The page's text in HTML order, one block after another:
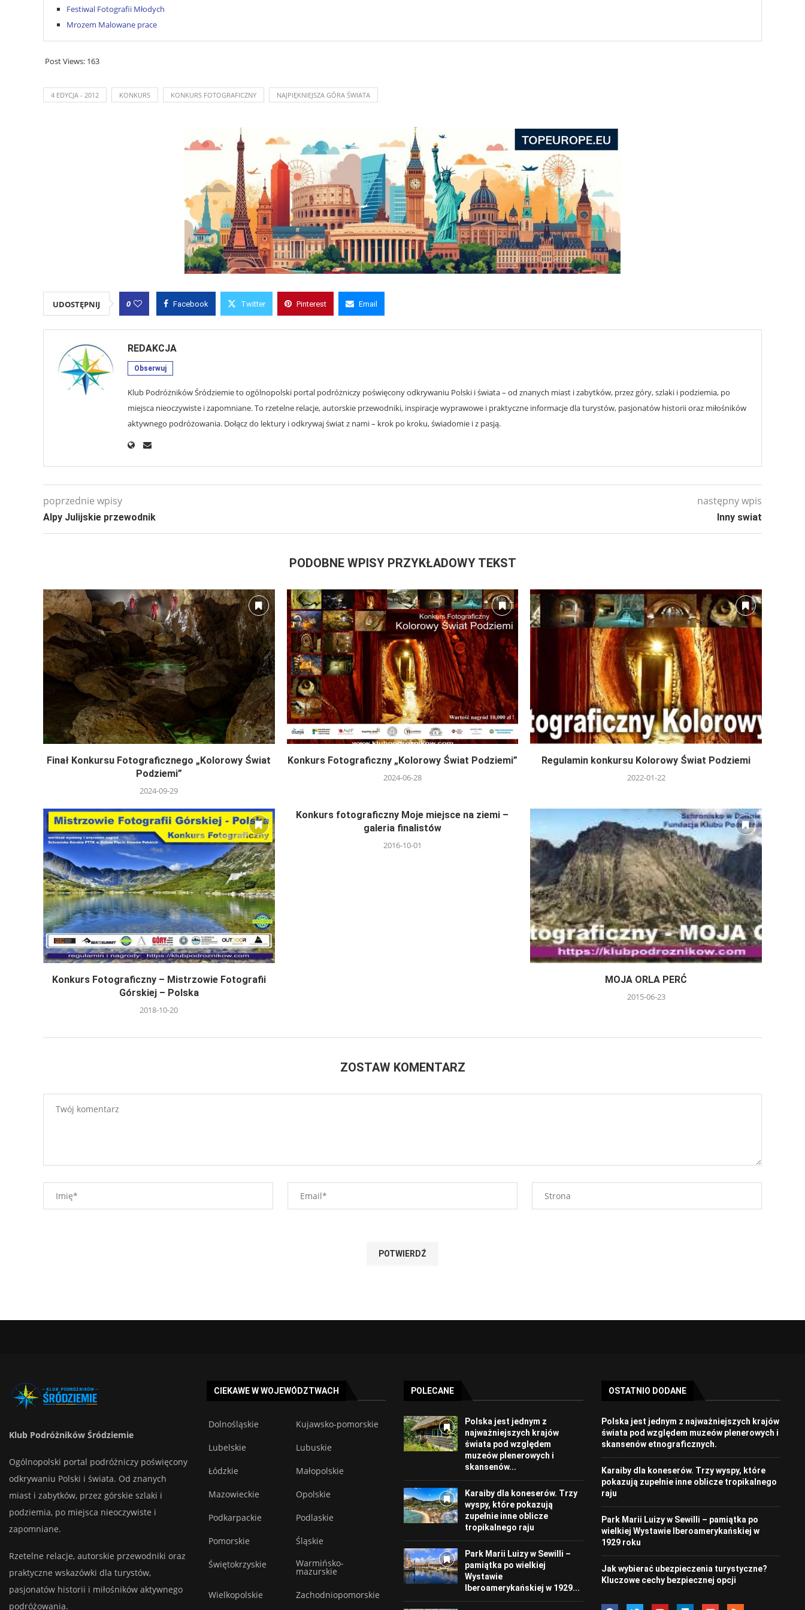
Festiwal Fotografii Młodych
Mrozem Malowane prace
Post Views: 163
4 EDYCJA - 2012 KONKURS KONKURS FOTOGRAFICZNY NAJPIĘKNIEJSZA GÓRA ŚWIATA
UDOSTĘPNIJ 0 Facebook Twitter Pinterest Email
REDAKCJA
Obserwuj
Klub Podróżników Śródziemie to ogólnopolski portal podróżniczy poświęcony odkrywaniu Polski i świata – od znanych miast i zabytków, przez góry, szlaki i podziemia, po
miejsca nieoczywiste i zapomniane. To rzetelne relacje, autorskie przewodniki, inspiracje wyprawowe i praktyczne informacje dla turystów, pasjonatów historii oraz miłośników
aktywnego podróżowania. Dołącz do lektury i odkrywaj świat z nami – krok po kroku, świadomie i z pasją.
poprzednie wpisy
Alpy Julijskie przewodnik
następny wpis
Inny swiat
PODOBNE WPISY PRZYKŁADOWY TEKST
Finał Konkursu Fotograficznego „Kolorowy Świat
Podziemi”
2024-09-29
Konkurs Fotograficzny „Kolorowy Świat Podziemi”
2024-06-28
Regulamin konkursu Kolorowy Świat Podziemi
2022-01-22
Konkurs Fotograficzny – Mistrzowie Fotografii
Górskiej – Polska
2018-10-20
Konkurs fotograficzny Moje miejsce na ziemi –
galeria finalistów
2016-10-01
MOJA ORLA PERĆ
2015-06-23
ZOSTAW KOMENTARZ
Klub Podróżników Śródziemie
Ogólnopolski portal podróżniczy poświęcony
odkrywaniu Polski i świata. Od znanych
miast i zabytków, przez górskie szlaki i
podziemia, po miejsca nieoczywiste i
zapomniane.
Rzetelne relacje, autorskie przewodniki oraz
praktyczne wskazówki dla turystów,
pasjonatów historii i miłośników aktywnego
podróżowania.
CIEKAWE W WOJEWÓDZTWACH
Dolnośląskie Kujawsko-pomorskie
Lubelskie Lubuskie
Łódzkie Małopolskie
Mazowieckie Opolskie
Podkarpackie Podlaskie
Pomorskie Śląskie
Świętokrzyskie Warmińsko-
mazurskie
Wielkopolskie Zachodniopomorskie
POLECANE
Polska jest jednym z
najważniejszych krajów
świata pod względem
muzeów plenerowych i
skansenów...
Karaiby dla koneserów. Trzy
wyspy, które pokazują
zupełnie inne oblicze
tropikalnego raju
Park Marii Luizy w Sewilli –
pamiątka po wielkiej
Wystawie
Iberoamerykańskiej w 1929...
OSTATNIO DODANE
Polska jest jednym z najważniejszych krajów
świata pod względem muzeów plenerowych i
skansenów etnograficznych.
Karaiby dla koneserów. Trzy wyspy, które
pokazują zupełnie inne oblicze tropikalnego
raju
Park Marii Luizy w Sewilli – pamiątka po
wielkiej Wystawie Iberoamerykańskiej w
1929 roku
Jak wybierać ubezpieczenia turystyczne?
Kluczowe cechy bezpiecznej opcji